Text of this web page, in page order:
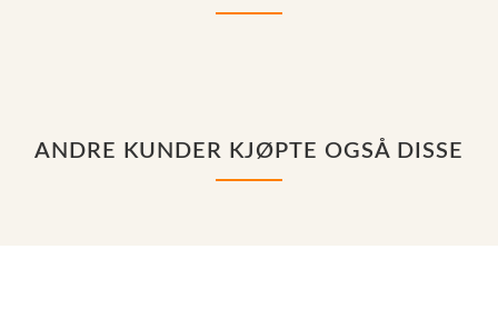
ANDRE KUNDER KJØPTE OGSÅ DISSE